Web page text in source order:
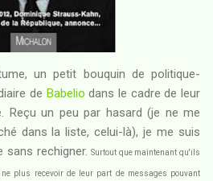
un petit bouquin de politique-
de Babelio dans le cadre de leur
Reçu un peu par hasard (je ne me
dans la liste, celui-là), je me suis
sans rechigner.Surtout que maintenant qu'ils
ne plus recevoir de leur part de messages pouvant